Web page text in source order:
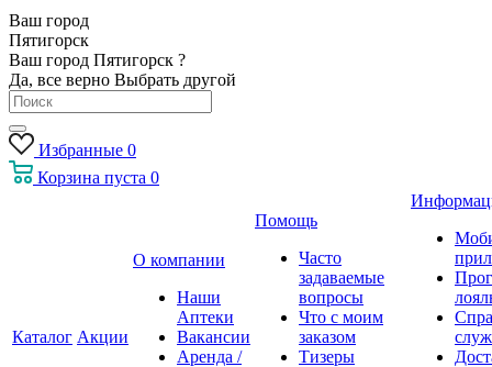
Ваш город
Пятигорск
Ваш город Пятигорск ?
Да, все верно Выбрать другой
Избранные 0
Корзина пуста 0
Каталог Акции
О компании
Наши
Аптеки
Вакансии
Аренда /
Помощь
Часто
задаваемые
вопросы
Что с моим
заказом
Тизеры